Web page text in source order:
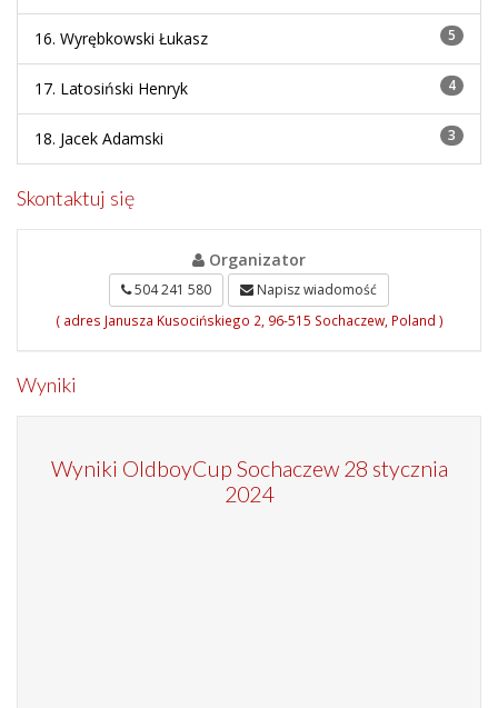
16. Wyrębkowski Łukasz 5
17. Latosiński Henryk 4
18. Jacek Adamski 3
Skontaktuj się
Organizator
504 241 580 Napisz wiadomość
( adres Janusza Kusocińskiego 2, 96-515 Sochaczew, Poland )
Wyniki
Wyniki OldboyCup Sochaczew 28 stycznia
2024